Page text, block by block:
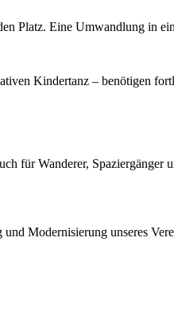
Platz. Eine Umwandlung in
Kindertanz – benötigen
für Wanderer,
Modernisierung unseres